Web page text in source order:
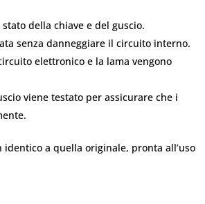
della chiave e del guscio.
senza danneggiare il circuito interno.
elettronico e la lama vengono
viene testato per assicurare che i
a quella originale, pronta all’uso